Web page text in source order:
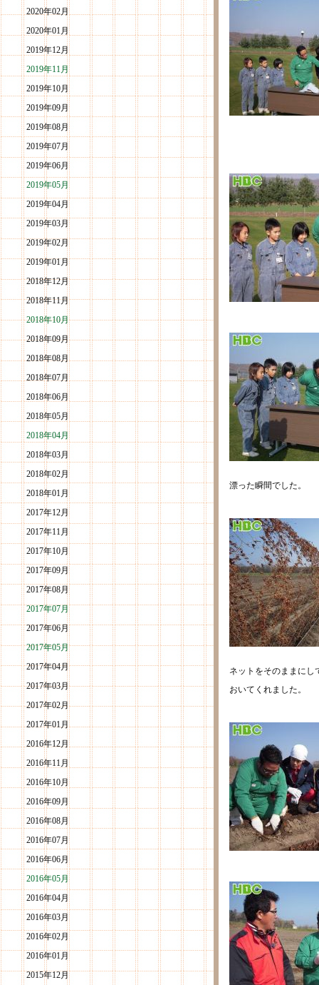
2020年02月
2020年01月
2019年12月
2019年11月
2019年10月
2019年09月
2019年08月
2019年07月
2019年06月
2019年05月
2019年04月
2019年03月
2019年02月
2019年01月
2018年12月
2018年11月
2018年10月
2018年09月
2018年08月
2018年07月
2018年06月
2018年05月
2018年04月
2018年03月
2018年02月
2018年01月
2017年12月
2017年11月
2017年10月
2017年09月
2017年08月
2017年07月
2017年06月
2017年05月
2017年04月
2017年03月
2017年02月
2017年01月
2016年12月
2016年11月
2016年10月
2016年09月
2016年08月
2016年07月
2016年06月
2016年05月
2016年04月
2016年03月
2016年02月
2016年01月
2015年12月
漂った瞬間でした。
ネットをそのままにし
おいてくれました。